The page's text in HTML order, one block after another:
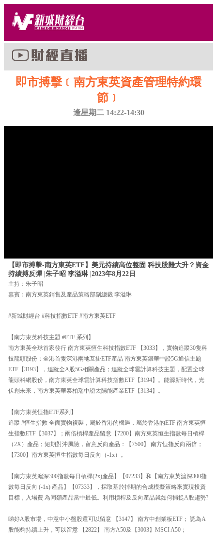
即市搏擊﹝南方東英資產管理特約環
節﹞
逢星期二 14:22-14:30
【即市搏擊-南方東英ETF】美元持續高位整固 科技股難大升？資金
持續搏反彈 |朱子昭 李溢琳 |2023年8月22日
主持：朱子昭
嘉賓：南方東英銷售及產品策略部副總裁 李溢琳
#新城財經台 #科技指數ETF #南方東英ETF
【南方東英科技主題 #ETF 系列】
南方東英全球首家發行 南方東英恆生科技指數ETF 【3033】，實物追蹤30隻科
技龍頭股份；全港首隻深港兩地互掛ETF產品 南方東英銀華中證5G通信主題
ETF【3193】，追蹤全A股5G相關產品；追蹤全球雲計算科技主題，配置全球
龍頭科網股份，南方東英全球雲計算科技指數ETF【3194】。能源新時代，光
伏創未來，南方東英華泰柏瑞中證太陽能產業ETF【3134】。
【南方東英恒指ETF系列】
追蹤 #恒生指數 全面實物複製，屬於香港的機遇，屬於香港的ETF 南方東英恒
生指數ETF【3037】；兩倍槓桿產品留意【7200】南方東英恒生指數每日槓桿
（2X）產品；短期對沖風險，留意反向產品：【7500】 南方恒指反向兩倍；
【7300】南方東英恒生指數每日反向（-1x）。
【南方東英滬深300指數每日槓桿(2x)產品】【07233】和【南方東英滬深300指
數每日反向 (-1x) 產品】【07333】，採取基於掉期的合成模擬策略來實現投資
目標，入場費 為同類產品當中最低。利用槓桿及反向產品就如何捕捉A股趨勢?
睇好A股市場，中意中小盤股還可以留意 【3147】 南方中創業板ETF； 認為A
股能夠持續上升，可以留意 【2822】 南方A50及【3003】MSCI A50；